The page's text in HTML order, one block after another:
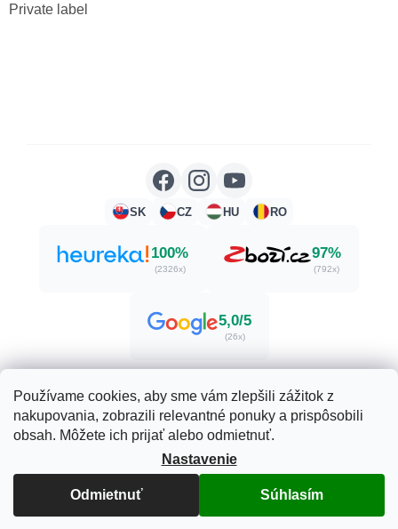
Používame cookies, aby sme vám zlepšili zážitok z
nakupovania, zobrazili relevantné ponuky a prispôsobili
obsah. Môžete ich prijať alebo odmietnuť.
Nastavenie
Odmietnuť Súhlasím
Private label
SK CZ HU RO
100%
(2326x)
97%
(792x)
5,0/5
(26x)
Vytvoril Shoptet
Copyright 2026Herbatica.sk. Všetky práva vyhradené.
Upraviť nastavenie cookies